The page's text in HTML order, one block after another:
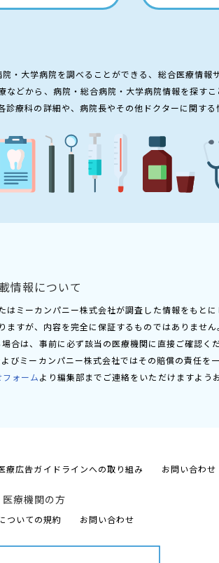
・大学病院を調べることができる、総合医療情報サ
どから、病院・総合病院・大学病院情報を探すこ
療科の詳細や、病院長やその他ドクターに関する
情報について
ミーカンパニー株式会社が調査した情報をもとに
すが、内容を完全に保証するものではありません
合は、事前に必ず該当の医療機関に直接ご確認くだ
びミーカンパニー株式会社ではその賠償の責任を
ォームより編集部までご連絡をいただけますよう
療広告ガイドラインへの取り組み お問い合わせ
医療機関の方
ついての規約 お問い合わせ